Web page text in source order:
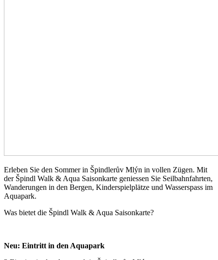
Erleben Sie den Sommer in Špindlerův Mlýn in vollen Zügen. Mit
der Špindl Walk & Aqua Saisonkarte geniessen Sie Seilbahnfahrten,
Wanderungen in den Bergen, Kinderspielplätze und Wasserspass im
Aquapark.
Was bietet die Špindl Walk & Aqua Saisonkarte?
Neu: Eintritt in den Aquapark